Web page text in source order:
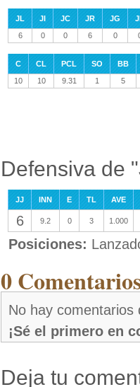
JL JI JC JR JG
6
0 0 6 0
C CL PCL SO
BB
10
10 9.31 1 5
Defensiva de
JJ INN E TL AVE
6 9.2 0 3 1.000
Posiciones:
0
No hay comentarios
¡Sé el primero en
Deja tu